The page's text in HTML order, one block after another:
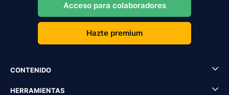
Acceso para colaboradores
Hazte premium
CONTENIDO
HERRAMIENTAS